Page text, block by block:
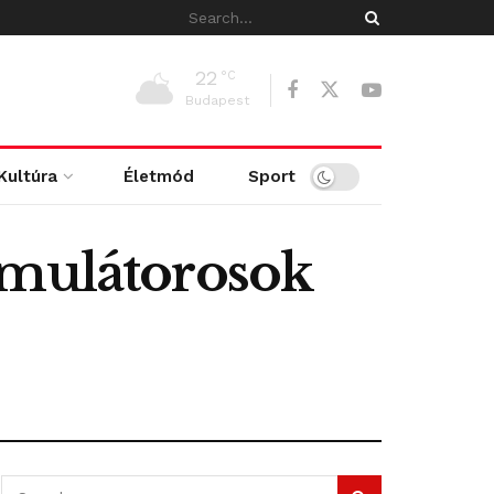
22 °C
Budapest
Életmód Sport